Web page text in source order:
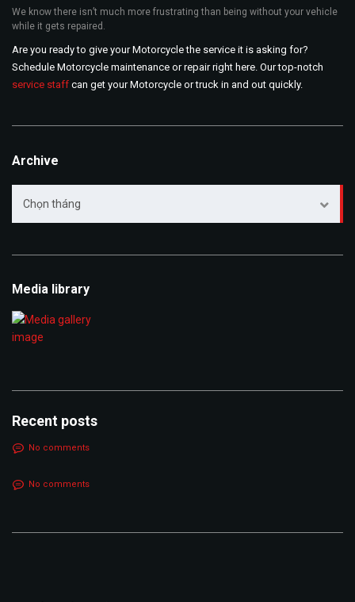
We know there isn’t much more frustrating than being without your vehicle
while it gets repaired.
Are you ready to give your Motorcycle the service it is asking for?
Schedule Motorcycle maintenance or repair right here. Our top-notch
service staff can get your Motorcycle or truck in and out quickly.
Archive
Chọn tháng
Media library
Recent posts
No comments
No comments